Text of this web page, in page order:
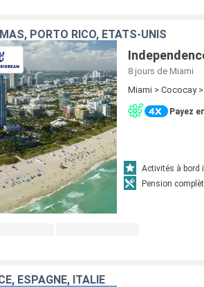
PORTO RICO, ÉTATS-UNIS
8 jours de Miami
Miami > Cococay
Payez
Activités à bord
Pension
ESPAGNE, ITALIE